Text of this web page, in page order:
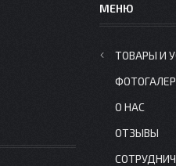
ТОВАРЫ И
О НАС
ОТЗЫВЫ